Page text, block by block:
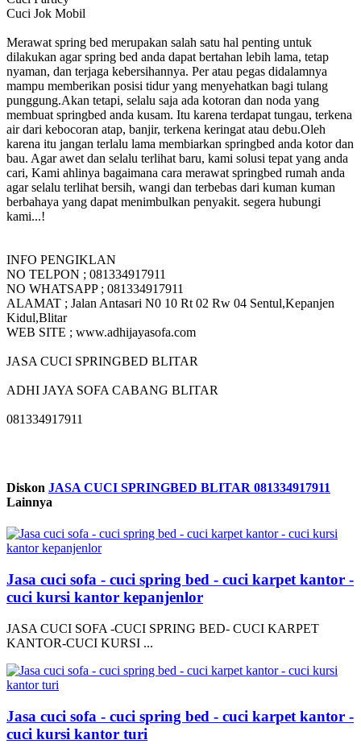
Cuci Jok Mobil
Merawat spring bed merupakan salah satu hal penting untuk
dilakukan agar spring bed anda dapat bertahan lebih lama, tetap
nyaman, dan terjaga kebersihannya. Per atau pegas didalamnya
mampu memberikan posisi tidur yang menyehatkan bagi tulang
punggung.Akan tetapi, selalu saja ada kotoran dan noda yang
membuat springbed anda kusam. Itu karena terdapat tungau, terkena
air dari kebocoran atap, banjir, terkena keringat atau debu.Oleh
karena itu jangan terlalu lama membiarkan springbed anda kotor dan
bau. Agar awet dan selalu terlihat baru, kami solusi tepat yang anda
cari, Kami ahlinya bagaimana cara merawat springbed rumah anda
agar selalu terlihat bersih, wangi dan terbebas dari kuman kuman
berbahaya yang dapat menimbulkan penyakit. segera hubungi
kami...!
INFO PENGIKLAN
NO TELPON ; 081334917911
NO WHATSAPP ; 081334917911
ALAMAT ; Jalan Antasari N0 10 Rt 02 Rw 04 Sentul,Kepanjen
Kidul,Blitar
WEB SITE ; www.adhijayasofa.com
JASA CUCI SPRINGBED BLITAR
ADHI JAYA SOFA CABANG BLITAR
081334917911
Diskon JASA CUCI SPRINGBED BLITAR 081334917911
Lainnya
Jasa cuci sofa - cuci spring bed - cuci karpet kantor -
cuci kursi kantor kepanjenlor
JASA CUCI SOFA -CUCI SPRING BED- CUCI KARPET
KANTOR-CUCI KURSI ...
Jasa cuci sofa - cuci spring bed - cuci karpet kantor -
cuci kursi kantor turi